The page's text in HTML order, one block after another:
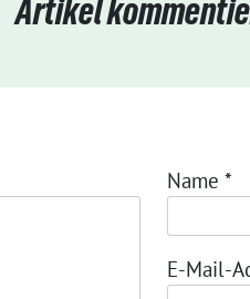
Artikel
Name *
E-Mail-